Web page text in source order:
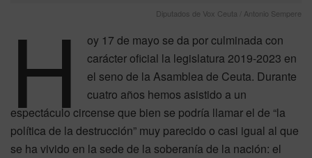
Diputados de Vox Ceuta / Antonio Sempere
H
oy 17 de mayo se da por culminada con
carácter oficial la legislatura 2019-2023 en
el seno de la Asamblea de Ceuta. Durante
cuatro años hemos asistido a un
espectáculo circense que bien se podría llamar el de “la
política de la destrucción” muy parecido o casi igual al que
se ha vivido en la sede de la soberanía de la nación: el